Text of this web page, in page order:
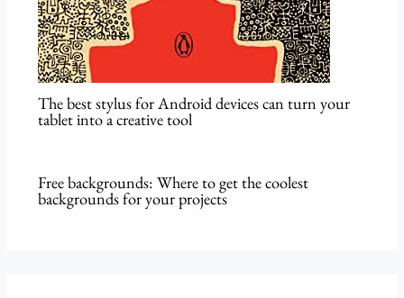
The best stylus for Android devices can turn your
tablet into a creative tool
Free backgrounds: Where to get the coolest
backgrounds for your projects